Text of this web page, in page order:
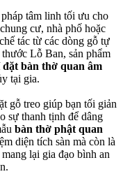
tâm linh tối ưu cho
cư, nhà phố hoặc
tác từ các dòng gỗ tự
Lỗ Ban, sản phẩm
bàn thờ quan âm
tại gia.
gỗ treo giúp bạn tối giản
sự thanh tịnh để dâng
bàn thờ phật quan
diện tích sàn mà còn là
lại gia đạo bình an